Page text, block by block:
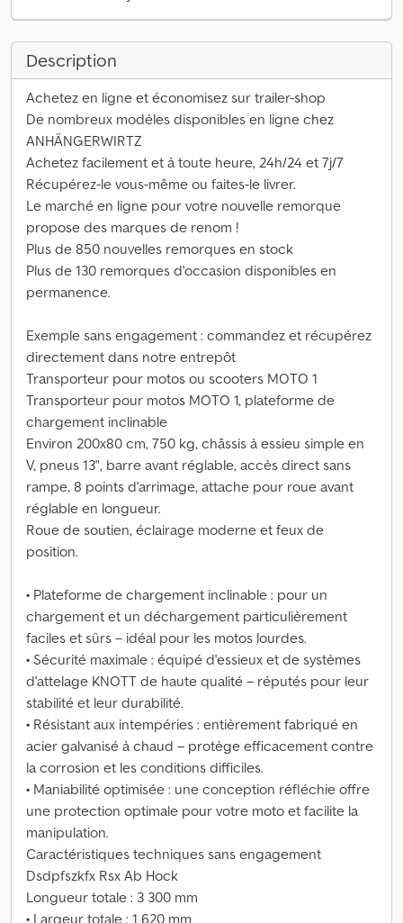
Description
Achetez en ligne et économisez sur trailer-shop
De nombreux modèles disponibles en ligne chez
ANHÄNGERWIRTZ
Achetez facilement et à toute heure, 24h/24 et 7j/7
Récupérez-le vous-même ou faites-le livrer.
Le marché en ligne pour votre nouvelle remorque
propose des marques de renom !
Plus de 850 nouvelles remorques en stock
Plus de 130 remorques d'occasion disponibles en
permanence.
Exemple sans engagement : commandez et récupérez
directement dans notre entrepôt
Transporteur pour motos ou scooters MOTO 1
Transporteur pour motos MOTO 1, plateforme de
chargement inclinable
Environ 200x80 cm, 750 kg, châssis à essieu simple en
V, pneus 13", barre avant réglable, accès direct sans
rampe, 8 points d'arrimage, attache pour roue avant
réglable en longueur.
Roue de soutien, éclairage moderne et feux de
position.
• Plateforme de chargement inclinable : pour un
chargement et un déchargement particulièrement
faciles et sûrs – idéal pour les motos lourdes.
• Sécurité maximale : équipé d'essieux et de systèmes
d'attelage KNOTT de haute qualité – réputés pour leur
stabilité et leur durabilité.
• Résistant aux intempéries : entièrement fabriqué en
acier galvanisé à chaud – protège efficacement contre
la corrosion et les conditions difficiles.
• Maniabilité optimisée : une conception réfléchie offre
une protection optimale pour votre moto et facilite la
manipulation.
Caractéristiques techniques sans engagement
Dsdpfszkfx Rsx Ab Hock
Longueur totale : 3 300 mm
• Largeur totale : 1 620 mm